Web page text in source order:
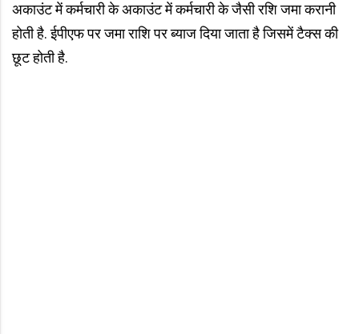
अकाउंट में कर्मचारी के अकाउंट में कर्मचारी के जैसी रशि जमा करानी
होती है. ईपीएफ पर जमा राशि पर ब्याज दिया जाता है जिसमें टैक्स की
छूट होती है.